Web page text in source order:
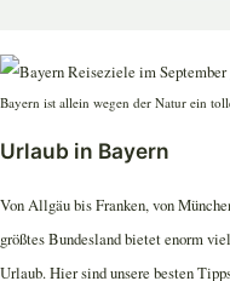
Bayern ist allein wegen der Natur ein
Urlaub in Bayern
Von Allgäu bis Franken, von
größtes Bundesland bietet enorm
Urlaub. Hier sind unsere besten